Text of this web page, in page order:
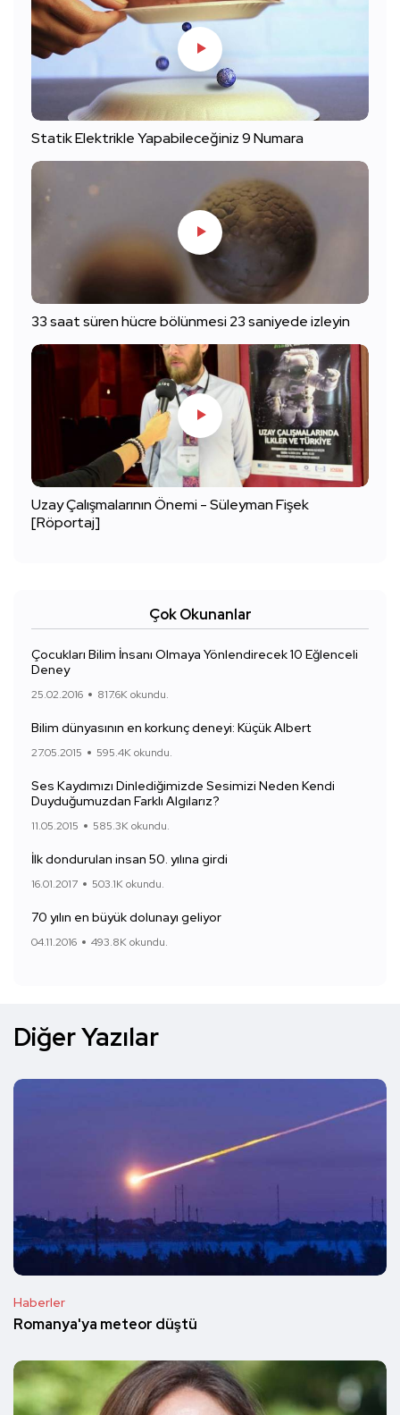
Statik Elektrikle Yapabileceğiniz 9 Numara
33 saat süren hücre bölünmesi 23 saniyede izleyin
Uzay Çalışmalarının Önemi - Süleyman Fişek
[Röportaj]
Çok Okunanlar
Çocukları Bilim İnsanı Olmaya Yönlendirecek 10 Eğlenceli
Deney
25.02.2016 817.6K okundu.
Bilim dünyasının en korkunç deneyi: Küçük Albert
27.05.2015 595.4K okundu.
Ses Kaydımızı Dinlediğimizde Sesimizi Neden Kendi
Duyduğumuzdan Farklı Algılarız?
11.05.2015 585.3K okundu.
İlk dondurulan insan 50. yılına girdi
16.01.2017 503.1K okundu.
70 yılın en büyük dolunayı geliyor
04.11.2016 493.8K okundu.
Diğer Yazılar
Haberler
Romanya'ya meteor düştü